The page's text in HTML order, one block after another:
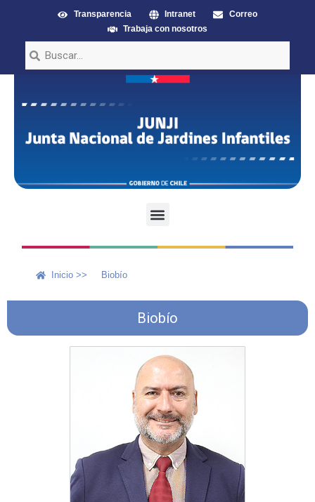
Transparencia Intranet
Correo
Trabaja con nosotros
Inicio >> Biobío
Biobío